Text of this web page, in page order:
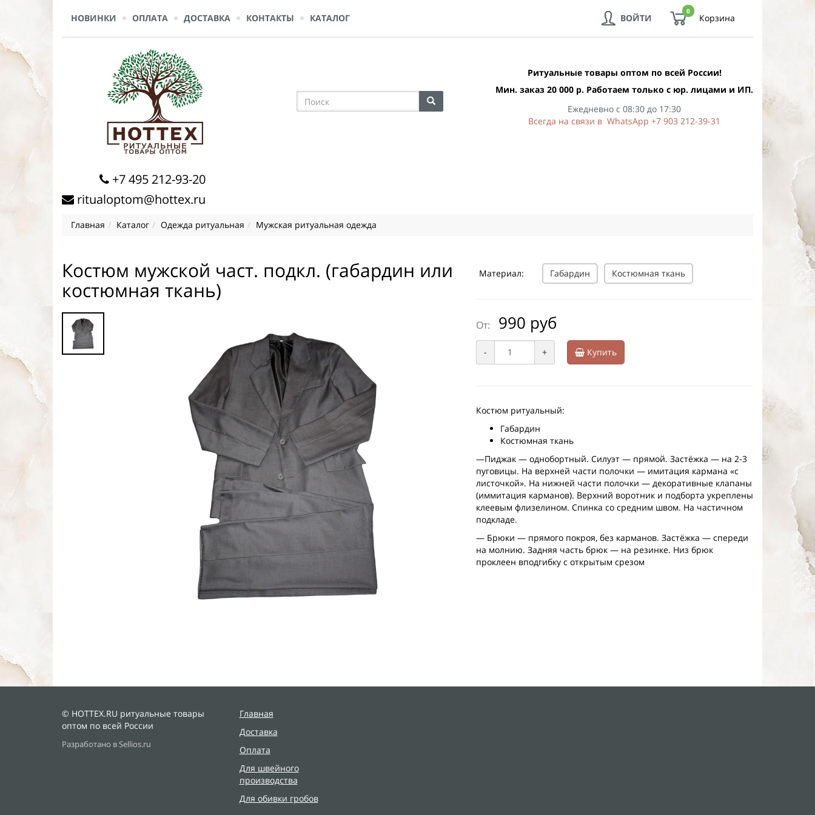
НОВИНКИ ОПЛАТА ДОСТАВКА КОНТАКТЫ КАТАЛОГ
0
Корзина
ВОЙТИ
Ритуальные товары оптом по всей России!
Мин. заказ 20 000 р. Работаем только с юр. лицами и ИП.
Ежедневно с 08:30 до 17:30
Всегда на связи в WhatsApp +7 903 212-39-31
+7 495 212-93-20
ritualoptom@hottex.ru
Главная Каталог Одежда ритуальная Мужская ритуальная одежда
Костюм мужской част. подкл. (габардин или
костюмная ткань)
Материал: Габардин Костюмная ткань
От: 990 руб
- + Купить
Костюм ритуальный:
Габардин
Костюмная ткань
—Пиджак — однобортный. Силуэт — прямой. Застёжка — на 2-3
пуговицы. На верхней части полочки — имитация кармана «с
листочкой». На нижней части полочки — декоративные клапаны
(иммитация карманов). Верхний воротник и подборта укреплены
клеевым флизелином. Спинка со средним швом. На частичном
подкладе.
— Брюки — прямого покроя, без карманов. Застёжка — спереди
на молнию. Задняя часть брюк — на резинке. Низ брюк
проклеен вподгибку с открытым срезом
© HOTTEX.RU ритуальные товары
оптом по всей России
Разработано в Sellios.ru
Главная
Доставка
Оплата
Для швейного
производства
Для обивки гробов